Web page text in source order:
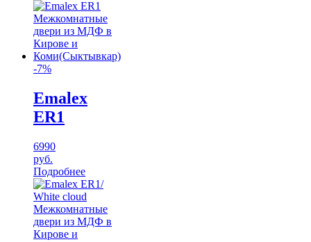
-7%
Emalex
ER1
6990
руб.
Подробнее